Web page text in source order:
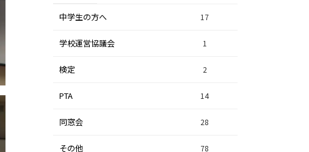
集中研修（スポーツ探究科） 36
集中研修（ビジネス探究科） 56
集中研修（総合探究科） 37
中学生の方へ 17
学校運営協議会 1
検定 2
PTA 14
同窓会 28
その他 78